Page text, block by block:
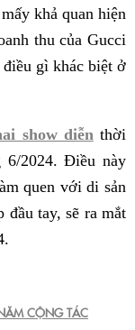
khả quan hiện
thu của Gucci
gì khác biệt ở
show diễnthời
6/2024. Điều này
quen với di sản
đầu tay, sẽ ra mắt
CỘNG TÁC